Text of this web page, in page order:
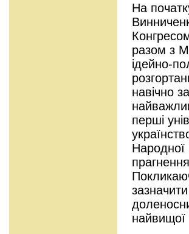
На
разом з
ідейно-
навічно
перші
Народної
найвищої